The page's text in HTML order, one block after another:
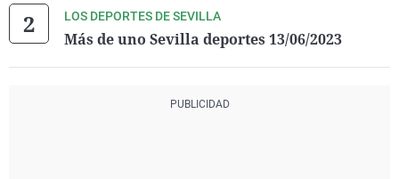
LOS DEPORTES DE SEVILLA
Más de uno Sevilla deportes 13/06/2023